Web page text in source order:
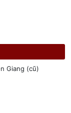
Giang (cũ)